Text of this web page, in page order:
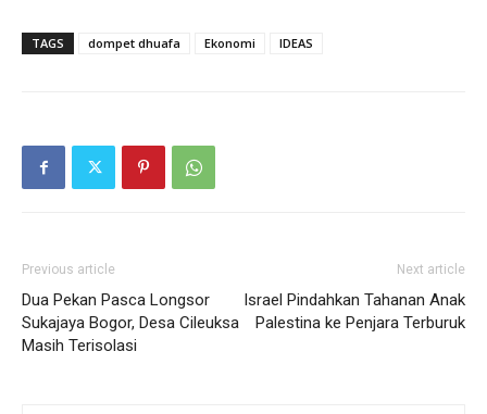
TAGS dompet dhuafa Ekonomi IDEAS
Previous article
Dua Pekan Pasca Longsor
Sukajaya Bogor, Desa Cileuksa
Masih Terisolasi
Next article
Israel Pindahkan Tahanan Anak
Palestina ke Penjara Terburuk